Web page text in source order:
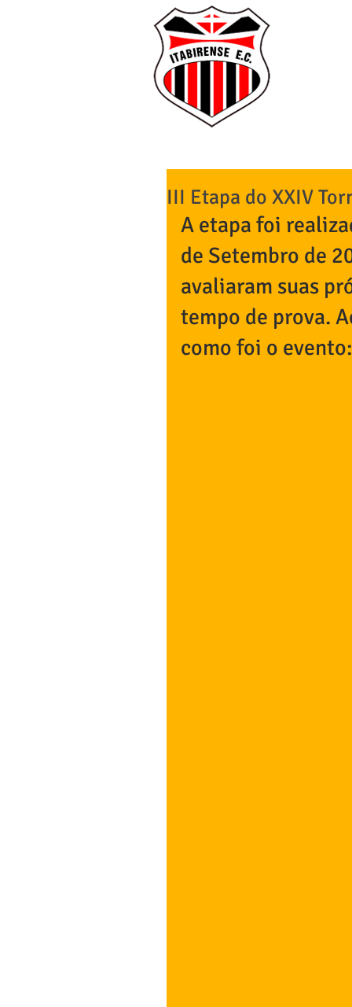
III Etapa do XXIV
A etapa foi
de Setembro de
avaliaram suas
tempo de prova.
como foi o evento: